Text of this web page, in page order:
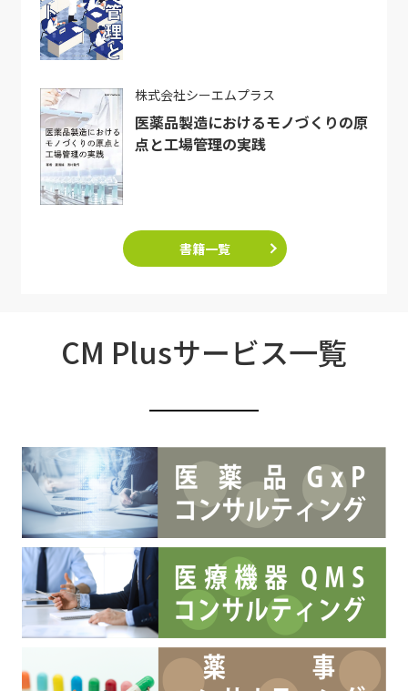
株式会社シーエムプラス
医薬品製造におけるモノづくりの原
点と工場管理の実践
書籍一覧
CM Plusサービス一覧